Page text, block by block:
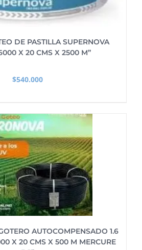
DE PASTILLA SUPERNOVA
X 20 CMS X 2500 M”
$540.000
AUTOCOMPENSADO 1.6
X 20 CMS X 500 M MERCURE